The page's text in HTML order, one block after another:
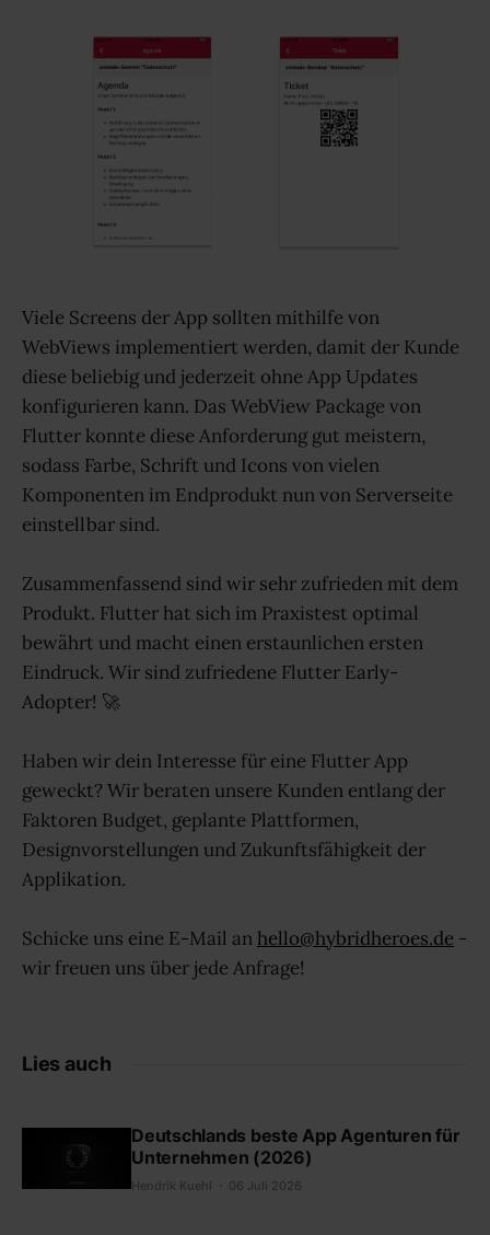
Viele Screens der App sollten mithilfe von
WebViews implementiert werden, damit der Kunde
diese beliebig und jederzeit ohne App Updates
konfigurieren kann. Das WebView Package von
Flutter konnte diese Anforderung gut meistern,
sodass Farbe, Schrift und Icons von vielen
Komponenten im Endprodukt nun von Serverseite
einstellbar sind.
Zusammenfassend sind wir sehr zufrieden mit dem
Produkt. Flutter hat sich im Praxistest optimal
bewährt und macht einen erstaunlichen ersten
Eindruck. Wir sind zufriedene Flutter Early-
Adopter! 🚀
Haben wir dein Interesse für eine Flutter App
geweckt? Wir beraten unsere Kunden entlang der
Faktoren Budget, geplante Plattformen,
Designvorstellungen und Zukunftsfähigkeit der
Applikation.
Schicke uns eine E-Mail an hello@hybridheroes.de -
wir freuen uns über jede Anfrage!
Lies auch
Deutschlands beste App Agenturen für
Unternehmen (2026)
Hendrik Kuehl 06 Juli 2026